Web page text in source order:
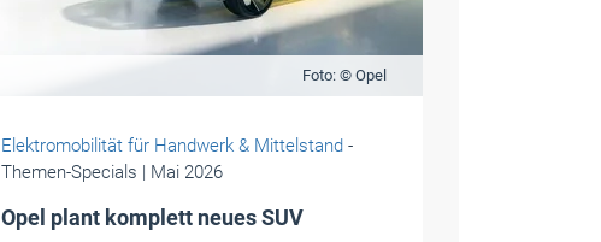
Foto: © Opel
Elektromobilität für Handwerk & Mittelstand -
Themen-Specials | Mai 2026
Opel plant komplett neues SUV